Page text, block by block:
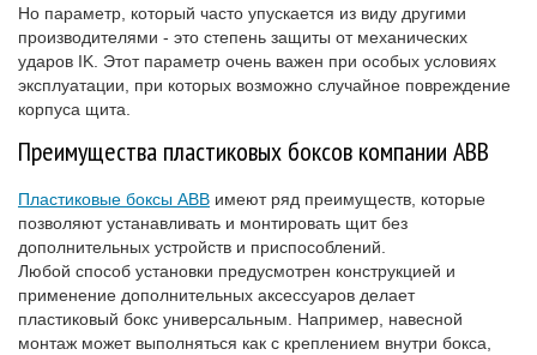
Но параметр, который часто упускается из виду другими
производителями - это степень защиты от механических
ударов IK. Этот параметр очень важен при особых условиях
эксплуатации, при которых возможно случайное повреждение
корпуса щита.
Преимущества пластиковых боксов компании АВВ
Пластиковые боксы АВВ имеют ряд преимуществ, которые
позволяют устанавливать и монтировать щит без
дополнительных устройств и приспособлений.
Любой способ установки предусмотрен конструкцией и
применение дополнительных аксессуаров делает
пластиковый бокс универсальным. Например, навесной
монтаж может выполняться как с креплением внутри бокса,